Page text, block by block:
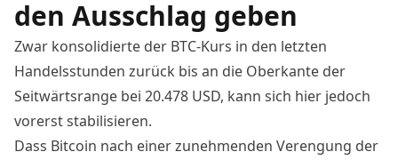
den Ausschlag geben
Zwar konsolidierte der BTC-Kurs in den letzten
Handelsstunden zurück bis an die Oberkante der
Seitwärtsrange bei 20.478 USD, kann sich hier jedoch
vorerst stabilisieren.
Dass Bitcoin nach einer zunehmenden Verengung der